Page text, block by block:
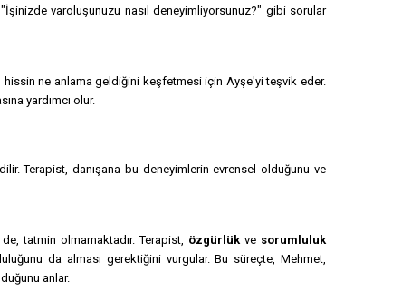
varoluşunuzu nasıl deneyimliyorsunuz?" gibi sorular
hissin ne anlama geldiğini keşfetmesi için Ayşe'yi teşvik eder.
yardımcı olur.
Terapist, danışana bu deneyimlerin evrensel olduğunu ve
tatmin olmamaktadır. Terapist, özgürlükve sorumluluk
da alması gerektiğini vurgular. Bu süreçte, Mehmet,
anlar.